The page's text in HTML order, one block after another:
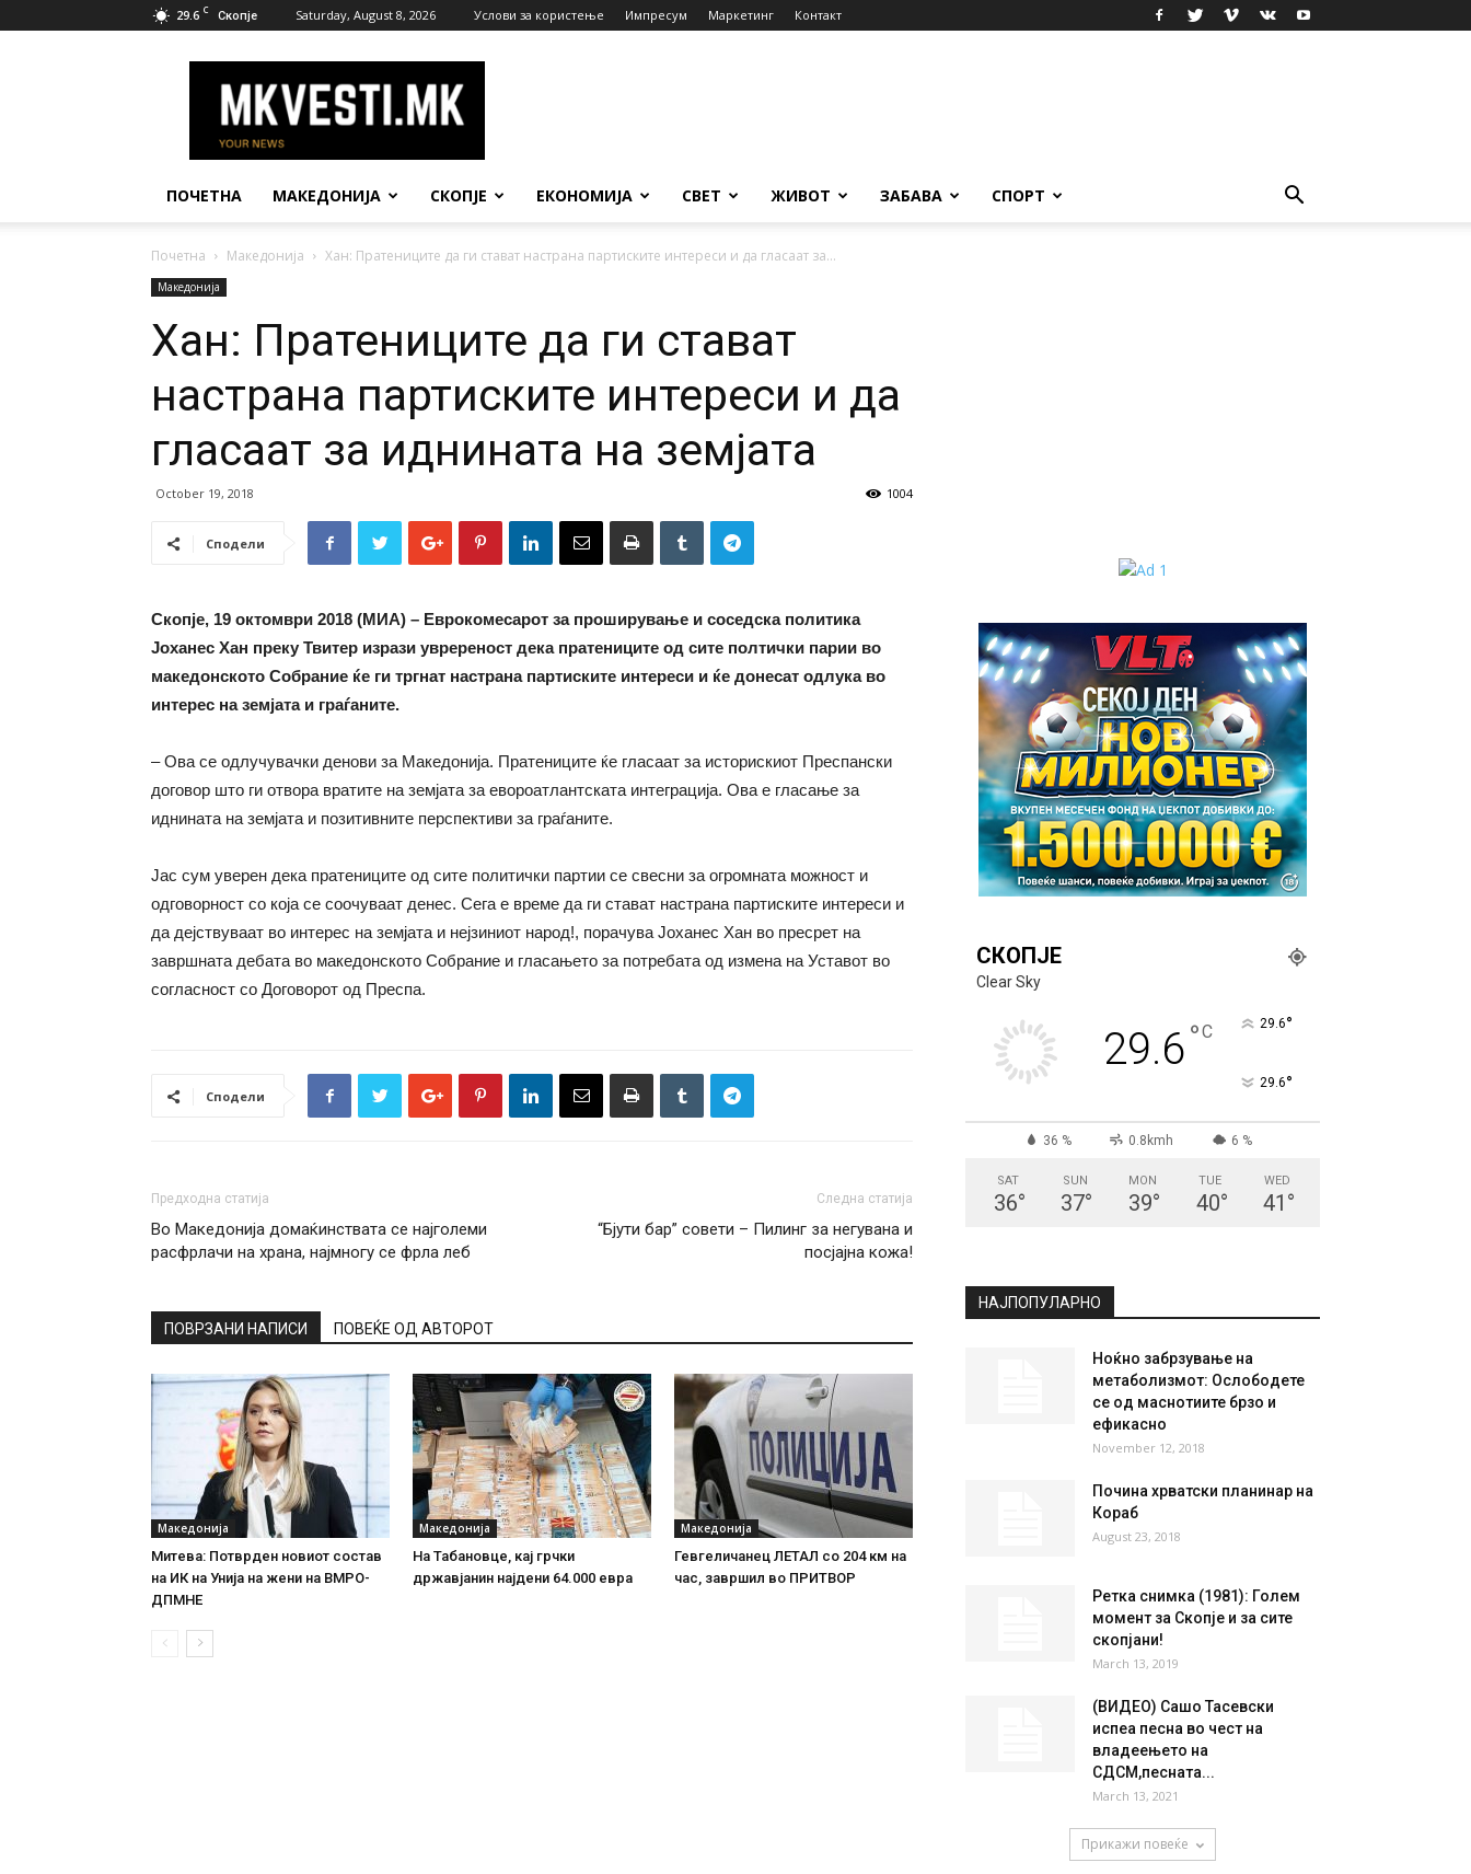
29.6 C Скопје Saturday, August 8, 2026 Услови за користење Импресум Маркетинг Контакт
Вести
ПОЧЕТНА МАКЕДОНИЈА СКОПЈЕ ЕКОНОМИЈА СВЕТ ЖИВОТ ЗАБАВА СПОРТ
Почетна Македонија Хан: Пратениците да ги стават настрана партиските интереси и да гласаат за...
Македонија
Хан: Пратениците да ги стават
настрана партиските интереси и да
гласаат за иднината на земјата
October 19, 2018 1004
Сподели
Скопје, 19 октомври 2018 (МИА) – Еврокомесарот за проширување и соседска политика
Јоханес Хан преку Твитер изрази увререност дека пратениците од сите полтички парии во
македонското Собрание ќе ги тргнат настрана партиските интереси и ќе донесат одлука во
интерес на земјата и граѓаните.
– Ова се одлучувачки денови за Македонија. Пратениците ќе гласаат за историскиот Преспански
договор што ги отвора вратите на земјата за евороатлантската интеграција. Ова е гласање за
иднината на земјата и позитивните перспективи за граѓаните.
Јас сум уверен дека пратениците од сите политички партии се свесни за огромната можност и
одговорност со која се соочуваат денес. Сега е време да ги стават настрана партиските интереси и
да дејствуваат во интерес на земјата и нејзиниот народ!, порачува Јоханес Хан во пресрет на
завршната дебата во македонското Собрание и гласањето за потребата од измена на Уставот во
согласност со Договорот од Преспа.
Сподели
Предходна статија
Во Македонија домаќинствата се најголеми
расфрлачи на храна, најмногу се фрла леб
Следна статија
“Бјути бар” совети – Пилинг за негувана и
посјајна кожа!
ПОВРЗАНИ НАПИСИ ПОВЕЌЕ ОД АВТОРОТ
Македонија
Митева: Потврден новиот состав
на ИК на Унија на жени на ВМРО-
ДПМНЕ
Македонија
На Табановце, кај грчки
државјанин најдени 64.000 евра
Македонија
Гевгеличанец ЛЕТАЛ со 204 км на
час, завршил во ПРИТВОР
СКОПЈЕ
Clear Sky
29.6°C 29.6°
29.6°
36 % 0.8kmh 6 %
SAT
36°
SUN
37°
MON
39°
TUE
40°
WED
41 °
НАЈПОПУЛАРНО
Ноќно забрзување на
метаболизмот: Ослободете
се од маснотиите брзо и
ефикасно
November 12, 2018
Почина хрватски планинар на
Кораб
August 23, 2018
Ретка снимка (1981): Голем
момент за Скопје и за сите
скопјани!
March 13, 2019
(ВИДЕО) Сашо Тасевски
испеа песна во чест на
владеењето на
СДСМ,песната...
March 13, 2021
Прикажи повеќе